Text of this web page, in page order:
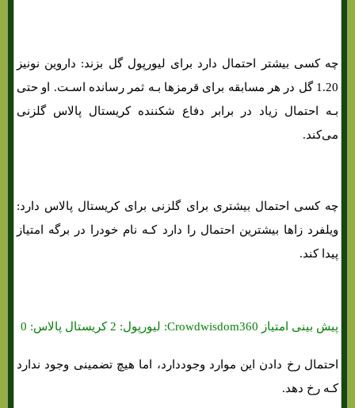
چه کسی بیشتر احتمال دارد برای لیورپول گل بزند: داروین نونیز
1.20 گل در هر مسابقه برای قرمزها بـه ثمر رسانده اسـت. او حتی
بـه احتمال زیاد در برابر دفاع شکننده کریستال پالاس گلزنی
می‌کند.
چه کسی احتمال بیشتری برای گلزنی برای کریستال پالاس دارد:
ویلفرد زاها بیشترین احتمال را دارد کـه نام خودرا در برگه امتیاز
پیدا کند.
پیش بینی امتیاز Crowdwisdom360: لیورپول: 2 کریستال پالاس: 0
احتمال رخ دادن این موارد وجوددارد، اما هیچ تضمینی وجود ندارد
کـه رخ دهد.